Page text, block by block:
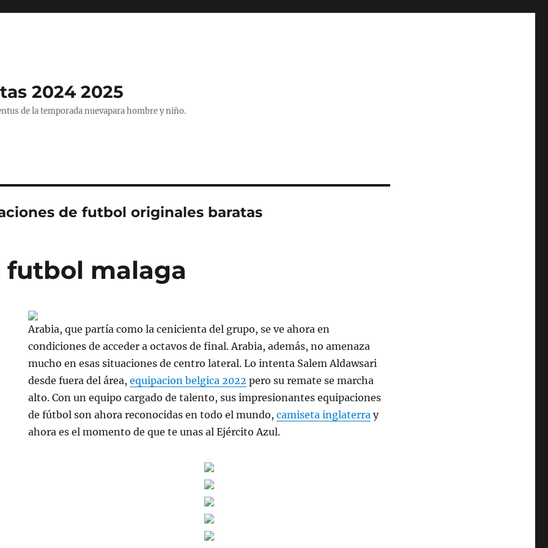
2024 2025
de la temporada nuevapara hombre y niño.
de futbol originales baratas
futbol malaga
Arabia, que partía como la cenicienta del grupo, se ve ahora en
condiciones de acceder a octavos de final. Arabia, además, no amenaza
mucho en esas situaciones de centro lateral. Lo intenta Salem Aldawsari
desde fuera del área,equipacion belgica 2022 pero su remate se marcha
alto. Con un equipo cargado de talento, sus impresionantes equipaciones
de fútbol son ahora reconocidas en todo el mundo,camiseta inglaterra y
ahora es el momento de que te unas al Ejército Azul.